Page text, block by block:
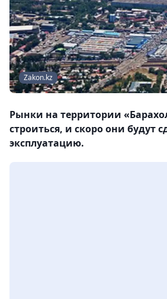
Zakon.kz
Рынки на территории
строиться, и скоро они будут
эксплуатацию.